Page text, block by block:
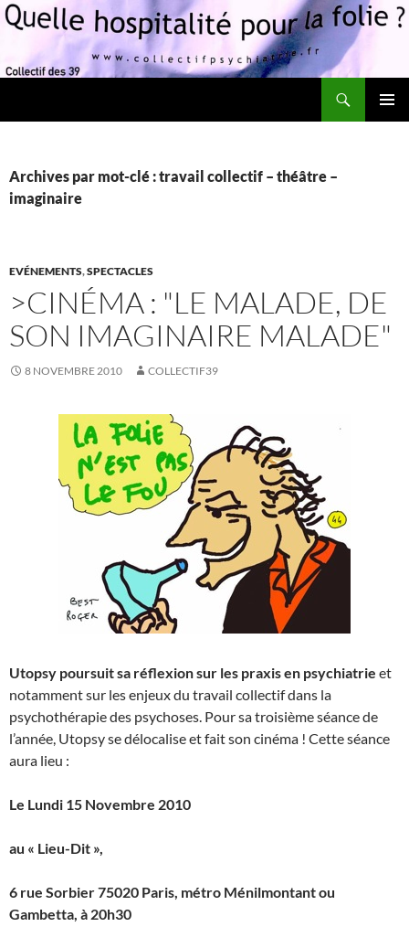
Archives par mot-clé : travail collectif – théâtre –
imaginaire
EVÉNEMENTS,SPECTACLES
>CINÉMA : "LE MALADE, DE
SON IMAGINAIRE MALADE"
8 NOVEMBRE 2010 COLLECTIF39
Utopsy poursuit sa réflexion sur les praxis en psychiatrie et
notamment sur les enjeux du travail collectif dans la
psychothérapie des psychoses. Pour sa troisième séance de
l’année, Utopsy se délocalise et fait son cinéma ! Cette séance
aura lieu :
Le Lundi 15 Novembre 2010
au « Lieu-Dit »,
6 rue Sorbier 75020 Paris, métro Ménilmontant ou
Gambetta, à 20h30